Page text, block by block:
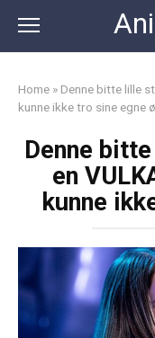
content
Home » Denne bitte lille
kunne ikke tro sine egne
Denne
en
kunne